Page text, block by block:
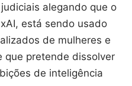
alegando que o
está sendo usado
de mulheres e
que pretende dissolver
de inteligência